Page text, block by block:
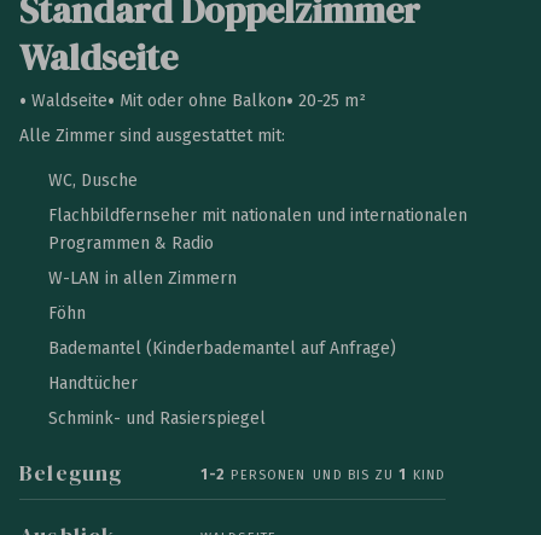
Standard Doppelzimmer
Waldseite
Waldseite Mit oder ohne Balkon
20-25 m²
Alle Zimmer sind ausgestattet mit:
WC, Dusche
Flachbildfernseher mit nationalen und internationalen
Programmen & Radio
W-LAN in allen Zimmern
Föhn
Bademantel (Kinderbademantel auf Anfrage)
Handtücher
Schmink- und Rasierspiegel
Belegung 1-2 PERSONEN UND BIS ZU1 KIND